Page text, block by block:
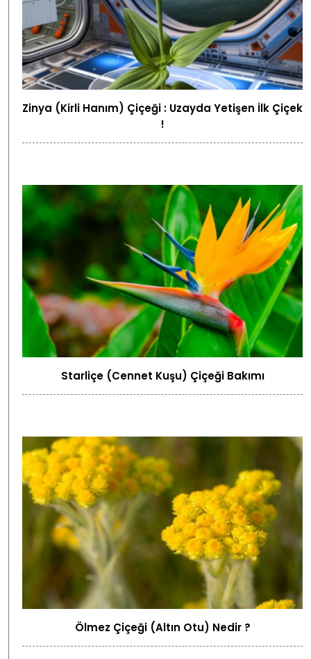
Zinya (Kirli Hanım) Çiçeği : Uzayda Yetişen İlk Çiçek
!
Starliçe (Cennet Kuşu) Çiçeği Bakımı
Ölmez Çiçeği (Altın Otu) Nedir ?